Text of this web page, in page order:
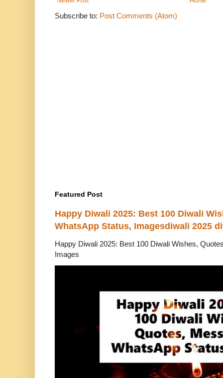
Subscribe to: Post Comments (Atom)
Featured Post
Happy Diwali 2025: Best 100 Diwali
WhatsApp Status, Imagesdiwali 2025
Happy Diwali 2025: Best 100 Diwali Wishes,
Images